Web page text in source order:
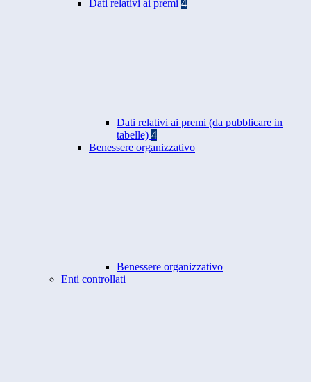
Dati relativi ai premi 4
Dati relativi ai premi (da pubblicare in
tabelle) 4
Benessere organizzativo
Benessere organizzativo
Enti controllati